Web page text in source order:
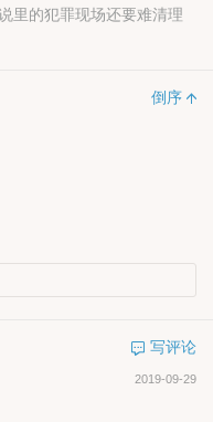
的犯罪现场还要难清理
倒序
写评论
2019-09-29